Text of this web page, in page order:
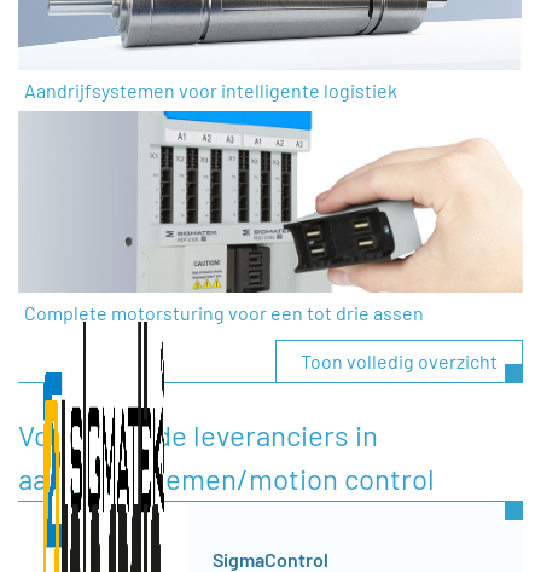
Aandrijfsystemen voor intelligente logistiek
Complete motorsturing voor een tot drie assen
Toon volledig overzicht
Voorgestelde leveranciers in
aandrijfsystemen/motion control
SigmaControl